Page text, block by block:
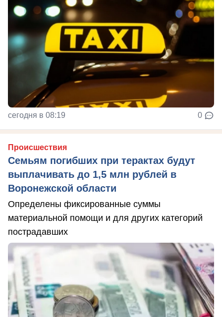
сегодня в 08:19 0
Происшествия
Семьям погибших при терактах будут
выплачивать до 1,5 млн рублей в
Воронежской области
Определены фиксированные суммы
материальной помощи и для других категорий
пострадавших